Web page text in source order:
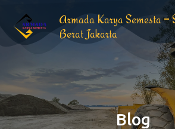
Armada Karya Semesta –
Berat Jakarta
Blog